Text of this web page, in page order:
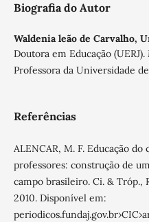
Biografia do Autor
Waldenia leão de Carvalho,
Doutora em Educação
Professora da Universidade
Referências
ALENCAR, M. F. Educação
professores: construção de
campo brasileiro. Ci. & Tróp.,
2010. Disponível em: